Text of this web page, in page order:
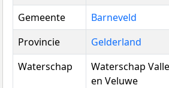
Gemeente
Barneveld
Provincie
Gelderland
Waterschap
Waterschap
en Veluwe